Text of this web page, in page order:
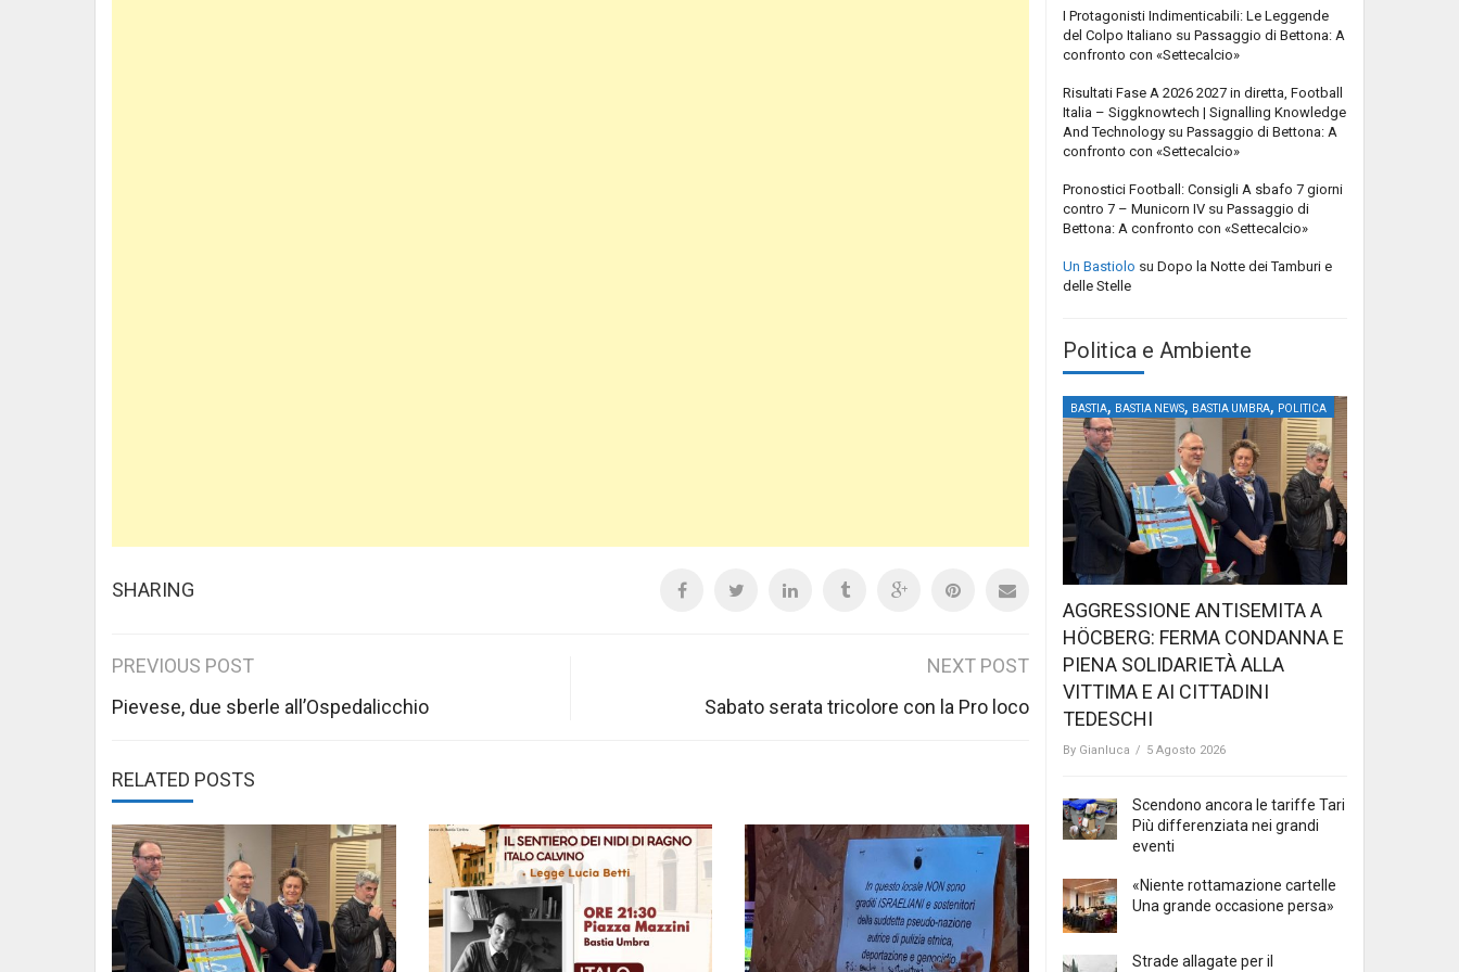
SHARING
Post
navigation
PREVIOUS POST
Pievese, due sberle all’Ospedalicchio
NEXT POST
Sabato serata tricolore con la Pro loco
RELATED POSTS
I Protagonisti Indimenticabili: Le Leggende
del Colpo Italiano su Passaggio di Bettona: A
confronto con «Settecalcio»
Risultati Fase A 2026 2027 in diretta, Football
Italia – Siggknowtech | Signalling Knowledge
And Technology su Passaggio di Bettona: A
confronto con «Settecalcio»
Pronostici Football: Consigli A sbafo 7 giorni
contro 7 – Municorn IV su Passaggio di
Bettona: A confronto con «Settecalcio»
Un Bastiolo su Dopo la Notte dei Tamburi e
delle Stelle
Politica e Ambiente
BASTIA, BASTIA NEWS, BASTIA UMBRA, POLITICA
AGGRESSIONE ANTISEMITA A
HÖCBERG: FERMA CONDANNA E
PIENA SOLIDARIETÀ ALLA
VITTIMA E AI CITTADINI
TEDESCHI
By Gianluca / 5 Agosto 2026
Scendono ancora le tariffe Tari
Più differenziata nei grandi
eventi
«Niente rottamazione cartelle
Una grande occasione persa»
Strade allagate per il